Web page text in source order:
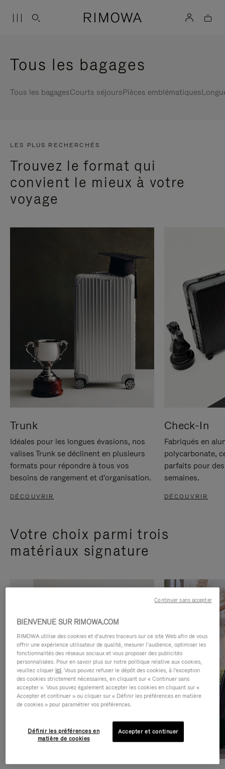
Tous les bagages
Tous les bagagesCourts séjoursPièces emblématiques
LES PLUS RECHERCHÉS
Trouvez le format qui
convient le mieux à votre
voyage
Trunk
Idéales pour les longues évasions, nos
valises Trunk se déclinent en plusieurs
formats pour répondre à tous vos
besoins de rangement et d'organisation.
DÉCOUVRIR
Check-In
Fabriqués en
polycarbonate,
parfaits pour
semaines.
DÉCOUVRIR
Votre choix parmi trois
matériaux signature
BIENVENUE SUR RIMOWA.COM
RIMOWA utilise des cookies et d’autres traceurs sur ce site Web afin de vous
offrir une expérience utilisateur de qualité, mesurer l’audience, optimiser les
fonctionnalités des réseaux sociaux et vous proposer des publicités
personnalisées. Pour en savoir plus sur notre politique relative aux cookies,
veuillez cliquer ici. Vous pouvez refuser le dépôt des cookies, à l'exception
des cookies strictement nécessaires, en cliquant sur « Continuer sans
accepter ». Vous pouvez également accepter les cookies en cliquant sur «
Accepter et continuer » ou cliquer sur « Définir les préférences en matière
de cookies » pour paramétrer vos préférences.
Définir les préférences en
matière de cookies
Accepter et continuer
Continuer sans accepter